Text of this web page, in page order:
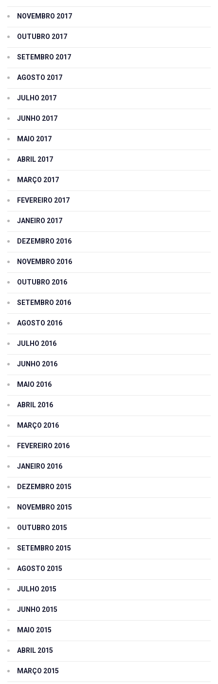
NOVEMBRO 2017
OUTUBRO 2017
SETEMBRO 2017
AGOSTO 2017
JULHO 2017
JUNHO 2017
MAIO 2017
ABRIL 2017
MARÇO 2017
FEVEREIRO 2017
JANEIRO 2017
DEZEMBRO 2016
NOVEMBRO 2016
OUTUBRO 2016
SETEMBRO 2016
AGOSTO 2016
JULHO 2016
JUNHO 2016
MAIO 2016
ABRIL 2016
MARÇO 2016
FEVEREIRO 2016
JANEIRO 2016
DEZEMBRO 2015
NOVEMBRO 2015
OUTUBRO 2015
SETEMBRO 2015
AGOSTO 2015
JULHO 2015
JUNHO 2015
MAIO 2015
ABRIL 2015
MARÇO 2015